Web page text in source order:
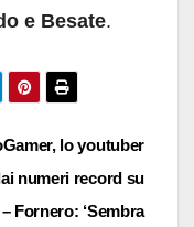
e Besate.
lo youtuber
numeri record su
Fornero: ‘Sembra